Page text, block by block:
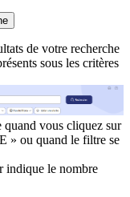
de votre recherche
sous les critères
quand vous cliquez sur
» ou quand le filtre se
indique le nombre